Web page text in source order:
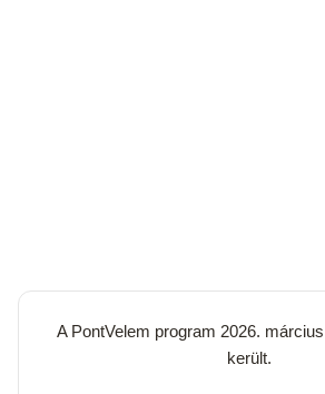
A PontVelem program 2026.
került.